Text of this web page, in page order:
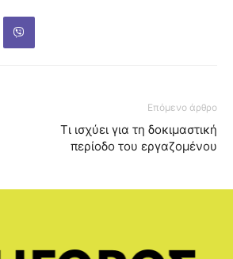
Επόμενο άρθρο
Τι ισχύει για τη δοκιμαστική
περίοδο του εργαζομένου